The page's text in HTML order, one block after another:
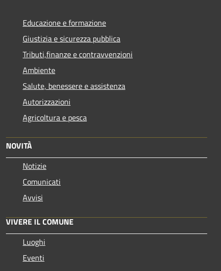
Educazione e formazione
Giustizia e sicurezza pubblica
Tributi,finanze e contravvenzioni
Ambiente
Salute, benessere e assistenza
Autorizzazioni
Agricoltura e pesca
NOVITÀ
Notizie
Comunicati
Avvisi
VIVERE IL COMUNE
Luoghi
Eventi